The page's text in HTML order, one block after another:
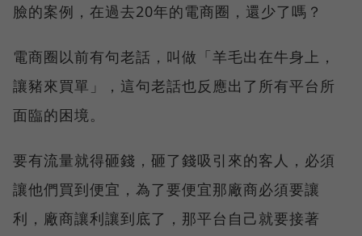
臉的案例，在過去20年的電商圈，還少了嗎？
電商圈以前有句老話，叫做「羊毛出在牛身上，
讓豬來買單」，這句老話也反應出了所有平台所
面臨的困境。
要有流量就得砸錢，砸了錢吸引來的客人，必須
讓他們買到便宜，為了要便宜那廠商必須要讓
利，廠商讓利讓到底了，那平台自己就要接著